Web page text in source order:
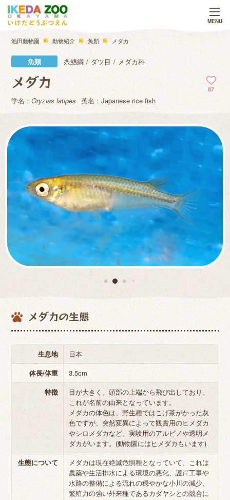
池田動物園 動物紹介 魚類 メダカ
魚類 条鰭綱 ダツ目 メダカ科
メダカ 87
学名：Oryzias latipes 英名：Japanese rice fish
メダカの生態
生息地
日本
体長/体重
3.5cm
特徴
目が大きく、頭部の上端から飛び出しており、
これが名前の由来となっています。
メダカの体色は、野生種ではこげ茶がかった灰
色ですが、突然変異によって観賞用のヒメダカ
やシロメダカなど、実験用のアルビノや透明メ
ダカがいます。(動物園にはヒメダカもいます)
生態について
メダカは現在絶滅危惧種となっていて、これは
農薬や生活排水による環境の悪化、護岸工事や
水路の整備による流れの穏やかな小川の減少、
繁殖力の強い外来種であるカダヤシとの競合に